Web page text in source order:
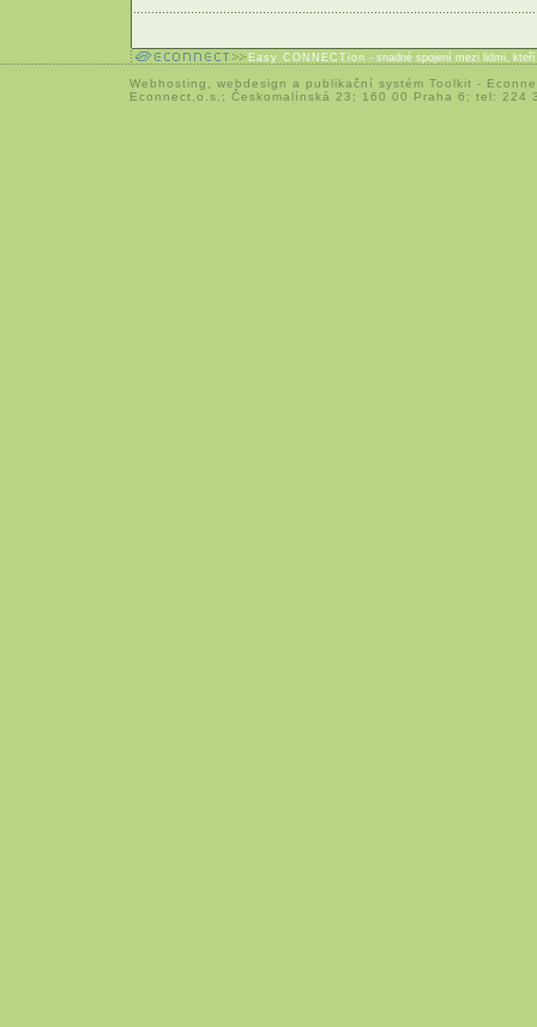
Easy CONNECTion - snadné spojení mezi lidmi,
Webhosting webdesign a publikační systém Toolkit -
Econnect,o.s.; Českomalínská 23; 160 00 Praha 6; tel: 224